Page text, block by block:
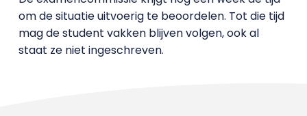
om de situatie uitvoerig te beoordelen. Tot die tijd
mag de student vakken blijven volgen, ook al
staat ze niet ingeschreven.